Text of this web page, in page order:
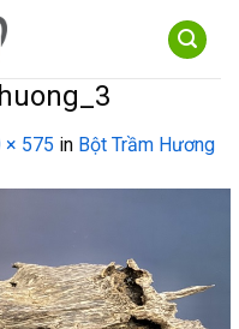
× 575 in Bột Trầm Hương